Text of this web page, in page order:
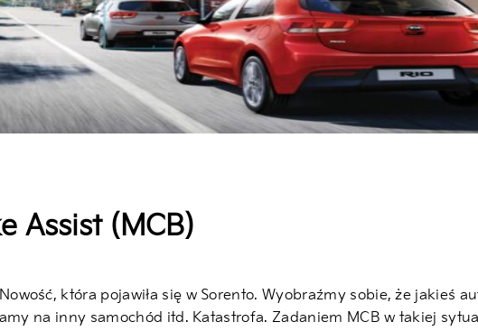
Assist (MCB)
Nowość, która pojawiła się w Sorento. Wyobraźmy sobie, że jakieś
na inny samochód itd. Katastrofa. Zadaniem MCB w takiej